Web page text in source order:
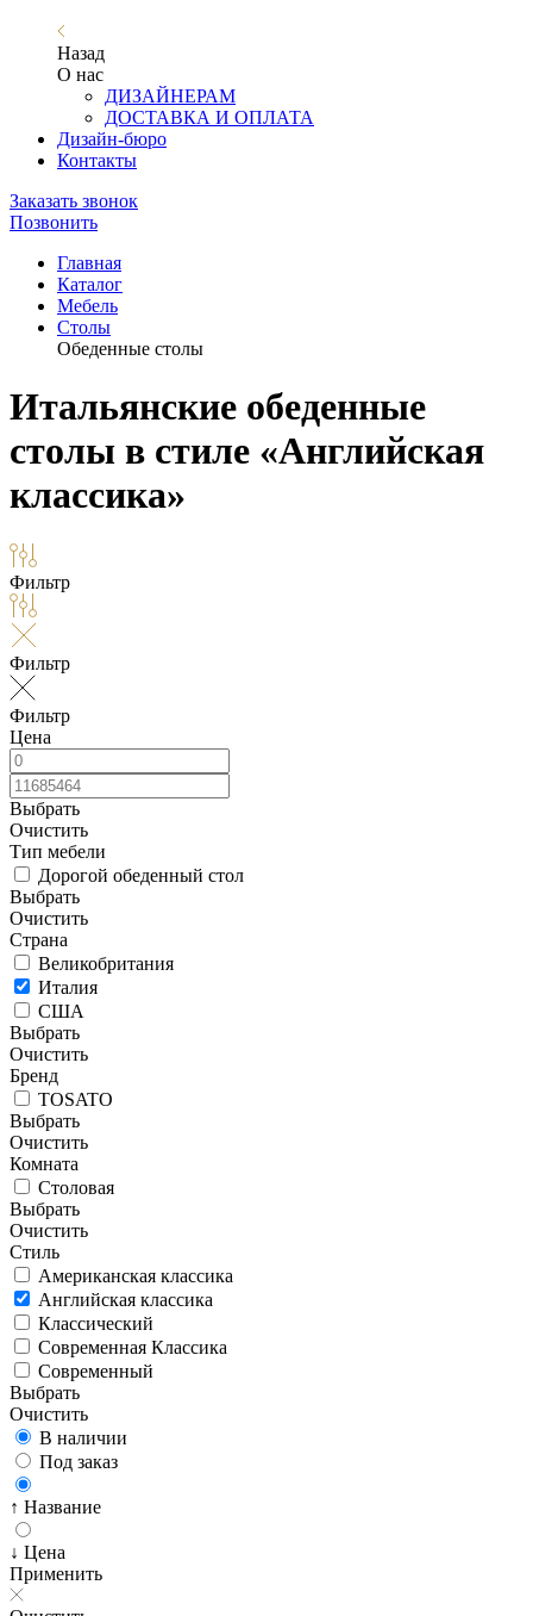
Назад
О нас
ДИЗАЙНЕРАМ
ДОСТАВКА И ОПЛАТА
Дизайн-бюро
Контакты
Заказать звонок
Позвонить
Главная
Каталог
Мебель
Столы
Обеденные столы
Итальянские обеденные
столы в стиле «Английская
классика»
Фильтр
Фильтр
Фильтр
Цена
Выбрать
Очистить
Тип мебели
Дорогой обеденный стол
Выбрать
Очистить
Страна
Великобритания
Италия
США
Выбрать
Очистить
Бренд
TOSATO
Выбрать
Очистить
Комната
Столовая
Выбрать
Очистить
Стиль
Американская классика
Английская классика
Классический
Современная Классика
Современный
Выбрать
Очистить
В наличии
Под заказ
↑ Название
↓ Цена
Применить